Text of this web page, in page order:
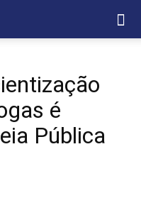
é
Pública